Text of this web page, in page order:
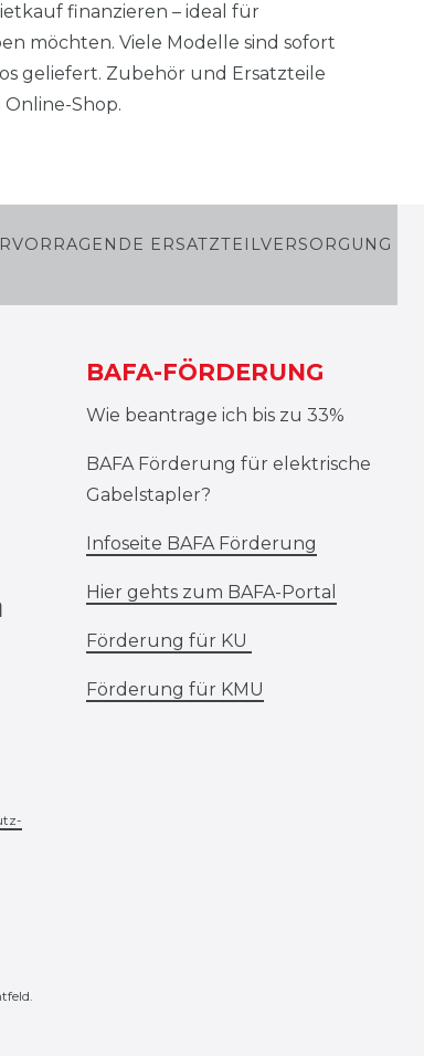
finanzieren – ideal für
möchten. Viele Modelle sind sofort
geliefert. Zubehör und Ersatzteile
Shop.
ERSATZTEILVERSORGUNG
BAFA-FÖRDERUNG
Wie beantrage ich bis zu 33%
BAFA Förderung für elektrische
Gabelstapler?
Infoseite BAFA Förderung
Hier gehts zum BAFA-Portal
Förderung für KU
Förderung für KMU